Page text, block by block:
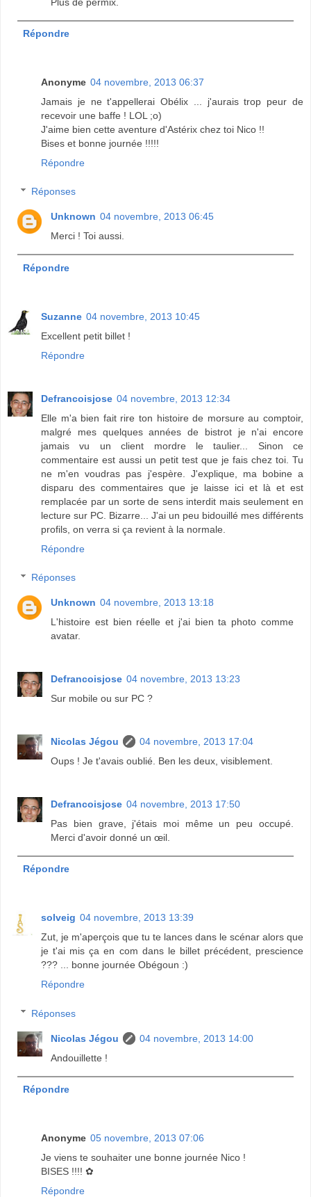
Répondre
Anonyme 04 novembre, 2013 06:37
Jamais je ne t'appellerai Obélix ... j'aurais trop peur de
recevoir une baffe ! LOL ;o)
J'aime bien cette aventure d'Astérix chez toi Nico !!
Bises et bonne journée !!!!!
Répondre
Réponses
Unknown 04 novembre, 2013 06:45
Merci ! Toi aussi.
Répondre
Suzanne 04 novembre, 2013 10:45
Excellent petit billet !
Répondre
Defrancoisjose 04 novembre, 2013 12:34
Elle m'a bien fait rire ton histoire de morsure au comptoir,
malgré mes quelques années de bistrot je n'ai encore
jamais vu un client mordre le taulier... Sinon ce
commentaire est aussi un petit test que je fais chez toi. Tu
ne m'en voudras pas j'espère. J'explique, ma bobine a
disparu des commentaires que je laisse ici et là et est
remplacée par un sorte de sens interdit mais seulement en
lecture sur PC. Bizarre... J'ai un peu bidouillé mes différents
profils, on verra si ça revient à la normale.
Répondre
Réponses
Unknown 04 novembre, 2013 13:18
L'histoire est bien réelle et j'ai bien ta photo comme
avatar.
Defrancoisjose 04 novembre, 2013 13:23
Sur mobile ou sur PC ?
Nicolas Jégou
04 novembre, 2013 17:04
Oups ! Je t'avais oublié. Ben les deux, visiblement.
Defrancoisjose 04 novembre, 2013 17:50
Pas bien grave, j'étais moi même un peu occupé.
Merci d'avoir donné un œil.
Répondre
solveig 04 novembre, 2013 13:39
Zut, je m'aperçois que tu te lances dans le scénar alors que
je t'ai mis ça en com dans le billet précédent, prescience
??? ... bonne journée Obégoun :)
Répondre
Réponses
Nicolas Jégou
04 novembre, 2013 14:00
Andouillette !
Répondre
Anonyme 05 novembre, 2013 07:06
Je viens te souhaiter une bonne journée Nico !
BISES !!!! ✿
Répondre